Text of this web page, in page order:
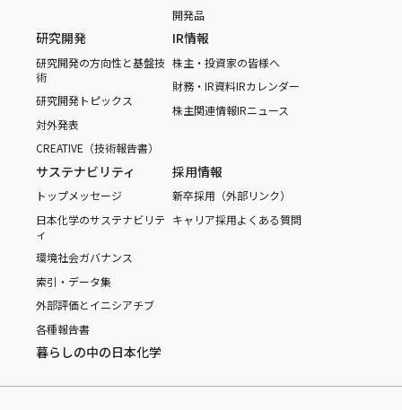
開発品
研究開発
研究開発の方向性と基盤技
術
研究開発トピックス
対外発表
CREATIVE（技術報告書）
IR情報
株主・投資家の皆様へ
財務・IR資料IRカレンダー
株主関連情報IRニュース
サステナビリティ
トップメッセージ
日本化学のサステナビリテ
ィ
環境社会ガバナンス
索引・データ集
外部評価とイニシアチブ
各種報告書
採用情報
新卒採用（外部リンク）
キャリア採用よくある質問
暮らしの中の日本化学